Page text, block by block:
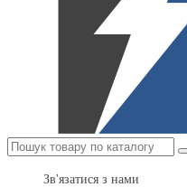
Зв'язатися з нами